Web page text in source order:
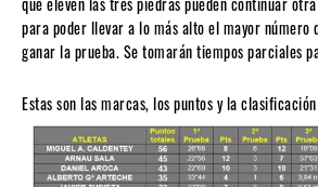
para poder llevar a lo más alto el mayor número
ganar la prueba. Se tomarán tiempos parciales
Estas son las marcas, los puntos y la